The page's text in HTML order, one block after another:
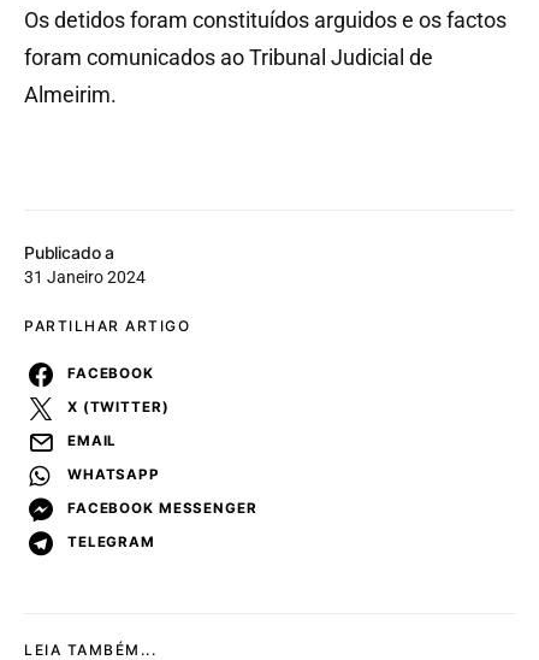
Publicado a
31 Janeiro 2024
PARTILHAR ARTIGO
FACEBOOK
X (TWITTER)
EMAIL
WHATSAPP
FACEBOOK MESSENGER
TELEGRAM
Os detidos foram constituídos arguidos e os factos
foram comunicados ao Tribunal Judicial de
Almeirim.
LEIA TAMBÉM...